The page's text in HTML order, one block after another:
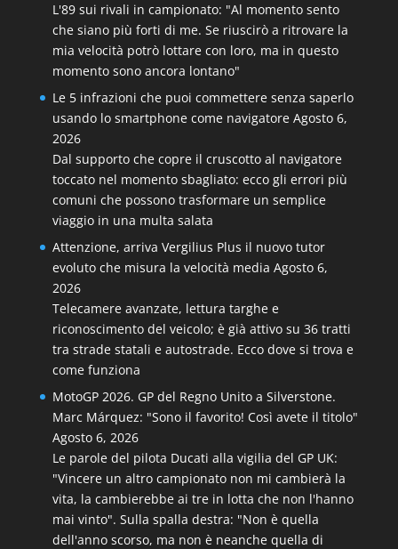
L'89 sui rivali in campionato: "Al momento sento
che siano più forti di me. Se riuscirò a ritrovare la
mia velocità potrò lottare con loro, ma in questo
momento sono ancora lontano"
Le 5 infrazioni che puoi commettere senza saperlo
usando lo smartphone come navigatore Agosto 6,
2026
Dal supporto che copre il cruscotto al navigatore
toccato nel momento sbagliato: ecco gli errori più
comuni che possono trasformare un semplice
viaggio in una multa salata
Attenzione, arriva Vergilius Plus il nuovo tutor
evoluto che misura la velocità media Agosto 6,
2026
Telecamere avanzate, lettura targhe e
riconoscimento del veicolo; è già attivo su 36 tratti
tra strade statali e autostrade. Ecco dove si trova e
come funziona
MotoGP 2026. GP del Regno Unito a Silverstone.
Marc Márquez: "Sono il favorito! Così avete il titolo"
Agosto 6, 2026
Le parole del pilota Ducati alla vigilia del GP UK:
"Vincere un altro campionato non mi cambierà la
vita, la cambierebbe ai tre in lotta che non l'hanno
mai vinto". Sulla spalla destra: "Non è quella
dell'anno scorso, ma non è neanche quella di